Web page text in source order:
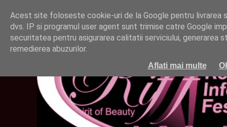
Acest site foloseste cookie-uri de la Google pentru livrarea
dvs. IP si programul user agent sunt trimise catre Google
securitatea pentru asigurarea calitatii serviciului, generarea
remedierea abuzurilor.
Aflati mai multe